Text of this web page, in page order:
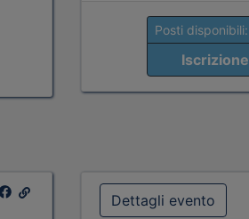
Posti disponibili:
Iscrizione
Dettagli evento